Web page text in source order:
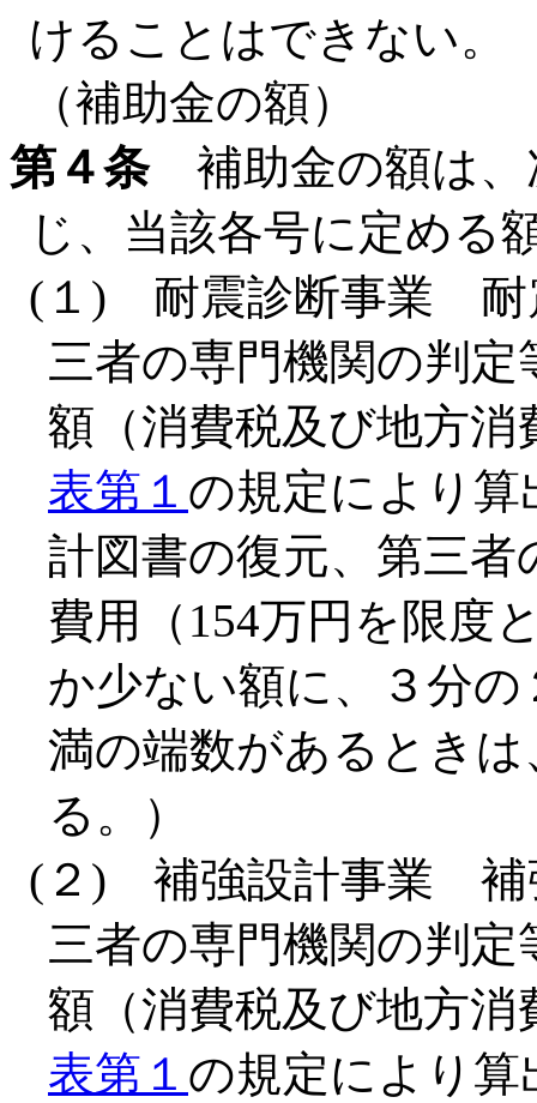
けることはできない。
（補助金の額）
第４条補助金の額は、
じ、当該各号に定める
(１) 耐震診断事業 耐
三者の専門機関の判
額（消費税及び地方
表第１ の規定により算
計図書の復元、第三
費用（154万円を限度
か少ない額に、３分
満の端数があるとき
る。）
(２) 補強設計事業 補
三者の専門機関の判
額（消費税及び地方
表第１ の規定により算